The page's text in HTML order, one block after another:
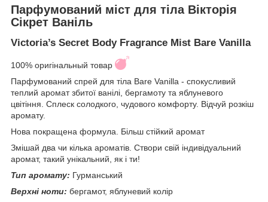
Парфумований міст для тіла Вікторія
Сікрет Ваніль
Victoria’s Secret Body Fragrance Mist Bare Vanilla
100% оригінальный товар
Парфумований спрей для тіла Bare Vanilla - спокусливий
теплий аромат збитої ванілі, бергамоту та яблуневого
цвітіння. Сплеск солодкого, чудового комфорту. Відчуй розкіш
аромату.
Нова покращена формула. Більш стійкий аромат
Змішай два чи кілька ароматів. Створи свій індивідуальний
аромат, такий унікальний, як і ти!
Тип аромату: Гурманський
Верхні ноти: бергамот, яблуневий колір